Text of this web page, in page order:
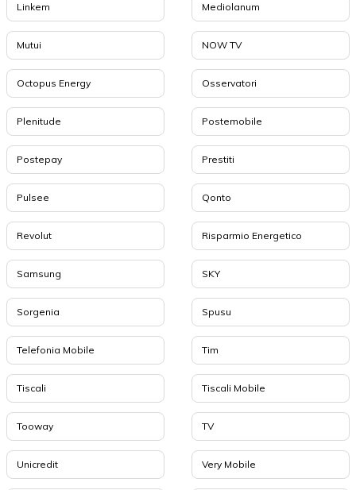
Linkem Mediolanum
Mutui NOW TV
Octopus Energy Osservatori
Plenitude Postemobile
Postepay Prestiti
Pulsee Qonto
Revolut Risparmio Energetico
Samsung SKY
Sorgenia Spusu
Telefonia Mobile Tim
Tiscali Tiscali Mobile
Tooway TV
Unicredit Very Mobile